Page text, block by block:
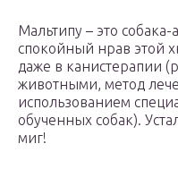
Мальтипу – это
спокойный нрав этой
даже в канистерапии
животными, метод
использованием
обученных собак).
миг!